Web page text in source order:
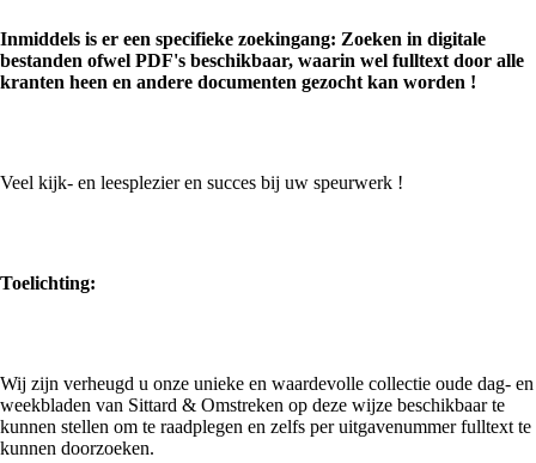
Inmiddels is er een specifieke zoekingang: Zoeken in digitale
bestanden ofwel PDF's beschikbaar, waarin wel fulltext door alle
kranten heen en andere documenten gezocht kan worden !
Veel kijk- en leesplezier en succes bij uw speurwerk !
Toelichting:
Wij zijn verheugd u onze unieke en waardevolle collectie oude dag- en
weekbladen van Sittard & Omstreken op deze wijze beschikbaar te
kunnen stellen om te raadplegen en zelfs per uitgavenummer fulltext te
kunnen doorzoeken.